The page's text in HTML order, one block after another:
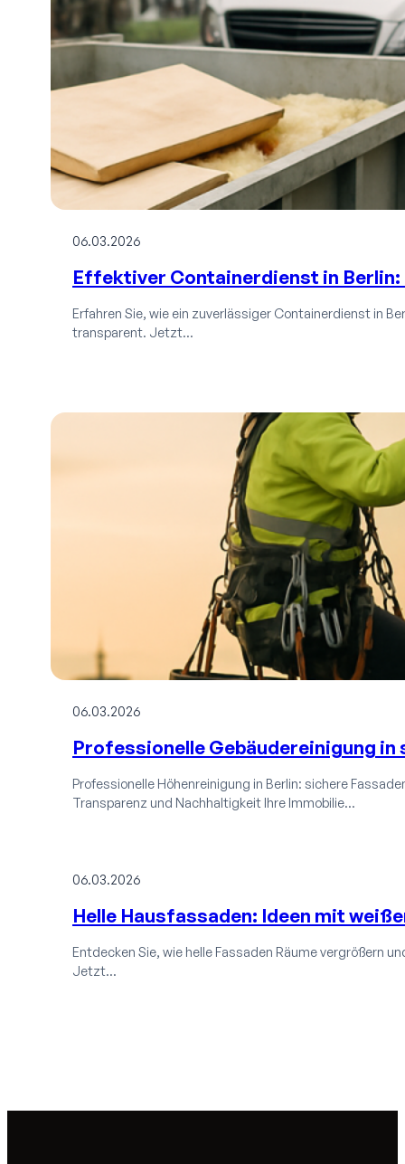
06.03.2026
Effektiver Containerdienst in
Erfahren Sie, wie ein zuverlässiger Containerdienst in
transparent. Jetzt…
06.03.2026
Professionelle Gebäudereinigung in
Professionelle Höhenreinigung in Berlin: sichere
Transparenz und Nachhaltigkeit Ihre Immobilie…
06.03.2026
Helle Hausfassaden: Ideen mit
Entdecken Sie, wie helle Fassaden Räume vergrößern
Jetzt…